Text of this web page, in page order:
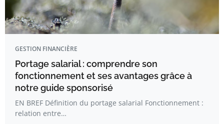
GESTION FINANCIÈRE
Portage salarial : comprendre son
fonctionnement et ses avantages grâce à
notre guide sponsorisé
EN BREF Définition du portage salarial Fonctionnement :
relation entre…